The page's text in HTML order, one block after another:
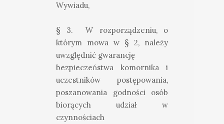
Wywiadu,
§ 3. W rozporządzeniu, o
którym mowa w § 2, należy
uwzględnić gwarancję
bezpieczeństwa komornika i
uczestników postępowania,
poszanowania godności osób
biorących udział w
czynnościach